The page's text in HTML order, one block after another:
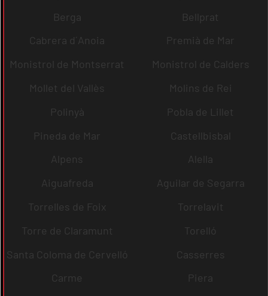
Berga
Bellprat
Cabrera d´Anoia
Premià de Mar
Monistrol de Montserrat
Monistrol de Calders
Mollet del Vallès
Molins de Rei
Polinyà
Pobla de Lillet
Pineda de Mar
Castellbisbal
Alpens
Alella
Aiguafreda
Aguilar de Segarra
Torrelles de Foix
Torrelavit
Torre de Claramunt
Torelló
Santa Coloma de Cervelló
Casserres
Carme
Piera